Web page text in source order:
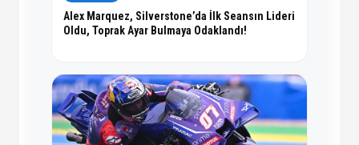
Alex Marquez, Silverstone’da İlk Seansın Lideri
Oldu, Toprak Ayar Bulmaya Odaklandı!